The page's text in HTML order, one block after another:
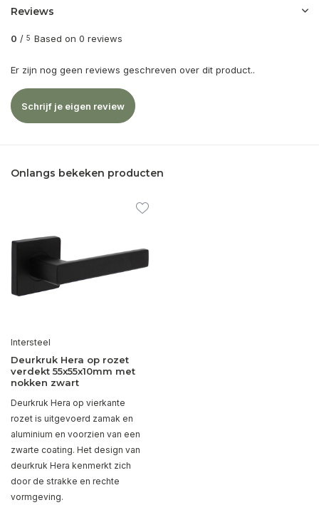
Reviews
0 / 5 Based on 0 reviews
Er zijn nog geen reviews geschreven over dit product..
Schrijf je eigen review
Onlangs bekeken producten
Intersteel
Deurkruk Hera op rozet
verdekt 55x55x10mm met
nokken zwart
Deurkruk Hera op vierkante
rozet is uitgevoerd zamak en
aluminium en voorzien van een
zwarte coating. Het design van
deurkruk Hera kenmerkt zich
door de strakke en rechte
vormgeving.